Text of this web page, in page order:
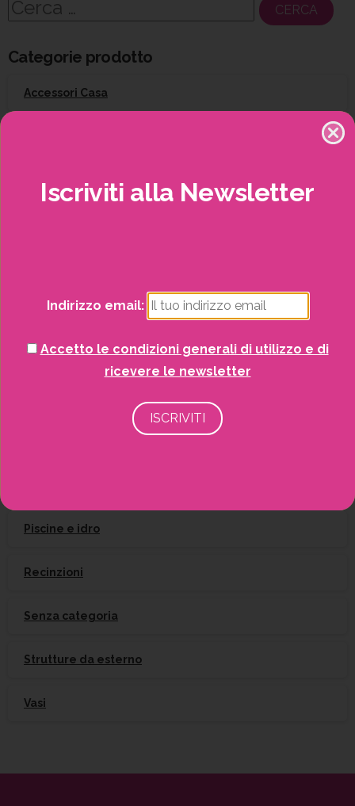
Ricerca
Categorie prodotto
Accessori Casa
Giardinaggio
Gift Card
Piscine e idro
Recinzioni
Senza categoria
Strutture da esterno
Vasi
Iscriviti alla Newsletter
Indirizzo email:
Accetto le condizioni generali di utilizzo e di
ricevere le newsletter